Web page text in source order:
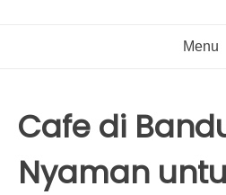
Menu
Cafe di
Nyaman